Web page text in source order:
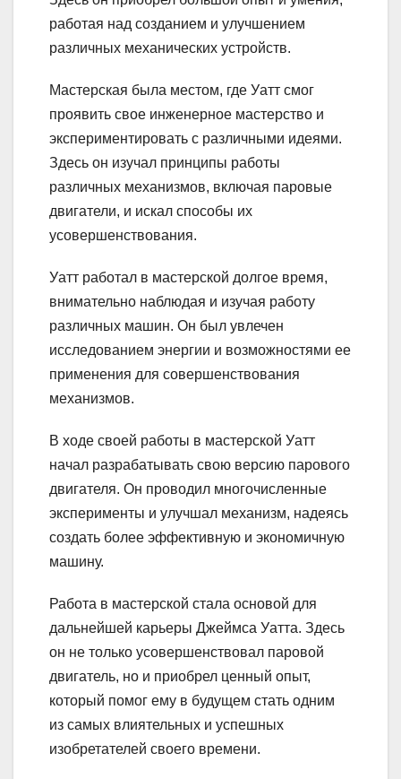
работая над созданием и улучшением
различных механических устройств.
Мастерская была местом, где Уатт смог
проявить свое инженерное мастерство и
экспериментировать с различными идеями.
Здесь он изучал принципы работы
различных механизмов, включая паровые
двигатели, и искал способы их
усовершенствования.
Уатт работал в мастерской долгое время,
внимательно наблюдая и изучая работу
различных машин. Он был увлечен
исследованием энергии и возможностями ее
применения для совершенствования
механизмов.
В ходе своей работы в мастерской Уатт
начал разрабатывать свою версию парового
двигателя. Он проводил многочисленные
эксперименты и улучшал механизм, надеясь
создать более эффективную и экономичную
машину.
Работа в мастерской стала основой для
дальнейшей карьеры Джеймса Уатта. Здесь
он не только усовершенствовал паровой
двигатель, но и приобрел ценный опыт,
который помог ему в будущем стать одним
из самых влиятельных и успешных
изобретателей своего времени.